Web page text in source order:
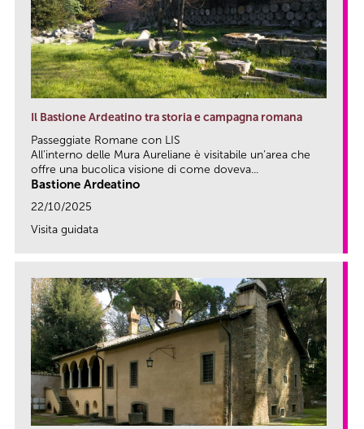
Il Bastione Ardeatino tra storia e campagna romana
Passeggiate Romane con LIS
All’interno delle Mura Aureliane è visitabile un’area che
offre una bucolica visione di come doveva...
Bastione Ardeatino
22/10/2025
Visita guidata